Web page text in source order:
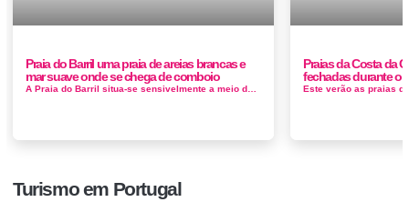
Praia do Barril uma praia de areias brancas e
mar suave onde se chega de comboio
Praias da Costa da
fechadas durante o
Turismo em Portugal